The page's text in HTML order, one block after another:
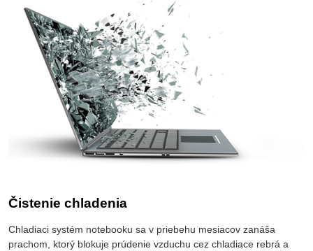
Čistenie chladenia
Chladiaci systém notebooku sa v priebehu mesiacov zanáša
prachom, ktorý blokuje prúdenie vzduchu cez chladiace rebrá a